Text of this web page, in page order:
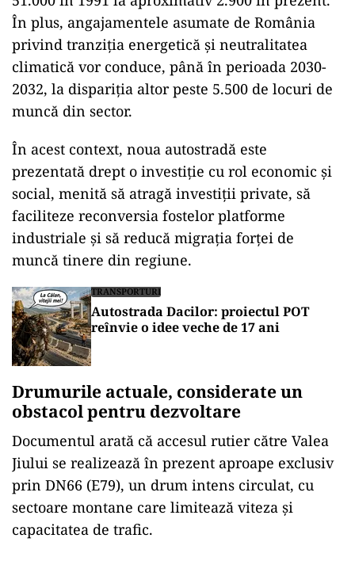
În plus, angajamentele asumate de România
privind tranziția energetică și neutralitatea
climatică vor conduce, până în perioada 2030-
2032, la dispariția altor peste 5.500 de locuri de
muncă din sector.
În acest context, noua autostradă este
prezentată drept o investiție cu rol economic și
social, menită să atragă investiții private, să
faciliteze reconversia fostelor platforme
industriale și să reducă migrația forței de
muncă tinere din regiune.
TRANSPORTURI
Autostrada Dacilor: proiectul POT
reînvie o idee veche de 17 ani
Drumurile actuale, considerate un
obstacol pentru dezvoltare
Documentul arată că accesul rutier către Valea
Jiului se realizează în prezent aproape exclusiv
prin DN66 (E79), un drum intens circulat, cu
sectoare montane care limitează viteza și
capacitatea de trafic.